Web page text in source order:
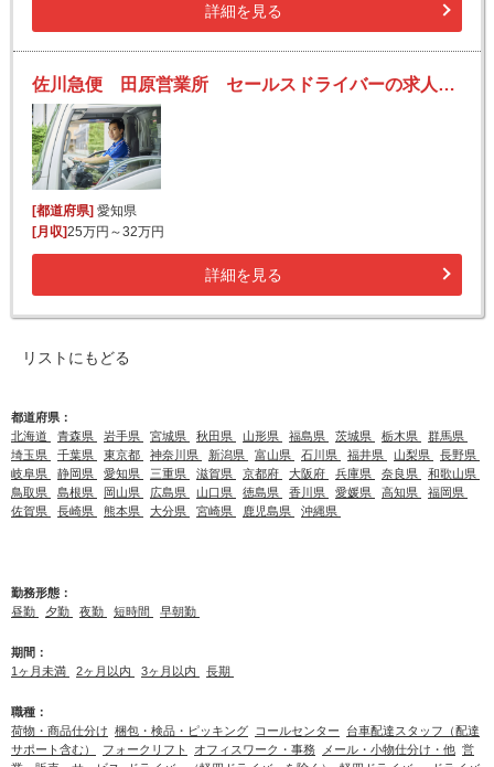
詳細を見る
佐川急便 田原営業所 セールスドライバーの求人！安定収入と働きがい！大手の佐川急便で長期的に活躍できるチャンス♪
[都道府県]愛知県
[月収]25万円～32万円
詳細を見る
リストにもどる
都道府県：
北海道
青森県 岩手県 宮城県 秋田県 山形県 福島県 茨城県 栃木県
群馬県
埼玉県
千葉県 東京都 神奈川県 新潟県 富山県 石川県 福井県 山梨県
長野県
岐阜県
静岡県 愛知県 三重県 滋賀県 京都府 大阪府 兵庫県 奈良県
和歌山県
鳥取県
島根県 岡山県 広島県 山口県 徳島県 香川県 愛媛県 高知県
福岡県
佐賀県
長崎県 熊本県 大分県 宮崎県 鹿児島県 沖縄県
勤務形態：
昼勤
夕勤 夜勤 短時間 早朝勤
期間：
1ヶ月未満
2ヶ月以内 3ヶ月以内 長期
職種：
荷物・商品仕分け 梱包・検品・ピッキング コールセンター
台車配達スタッフ（配達
サポート含む）
フォークリフト オフィスワーク・事務 メール・小物仕分け・他 営